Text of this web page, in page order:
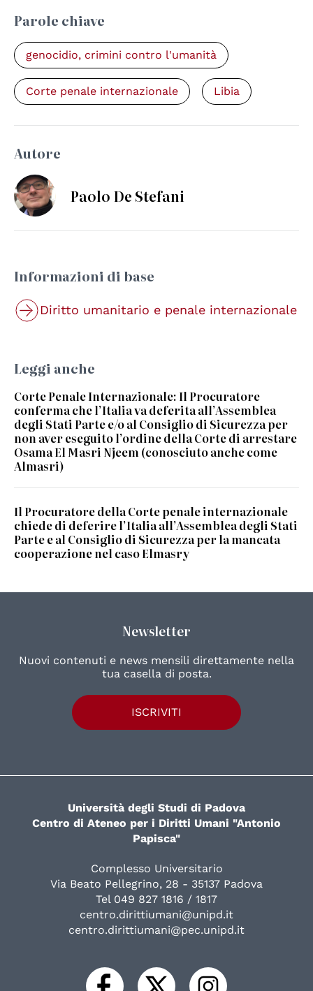
Parole chiave
genocidio, crimini contro l'umanità
Corte penale internazionale Libia
Autore
Paolo De Stefani
Informazioni di base
Diritto umanitario e penale internazionale
Leggi anche
Corte Penale Internazionale: Il Procuratore
conferma che l’Italia va deferita all’Assemblea
degli Stati Parte e/o al Consiglio di Sicurezza per
non aver eseguito l’ordine della Corte di arrestare
Osama El Masri Njeem (conosciuto anche come
Almasri)
Il Procuratore della Corte penale internazionale
chiede di deferire l’Italia all’Assemblea degli Stati
Parte e al Consiglio di Sicurezza per la mancata
cooperazione nel caso Elmasry
Newsletter
Nuovi contenuti e news mensili direttamente nella
tua casella di posta.
ISCRIVITI
Università degli Studi di Padova
Centro di Ateneo per i Diritti Umani "Antonio
Papisca"
Complesso Universitario
Via Beato Pellegrino, 28 - 35137 Padova
Tel 049 827 1816 / 1817
centro.dirittiumani@unipd.it
centro.dirittiumani@pec.unipd.it